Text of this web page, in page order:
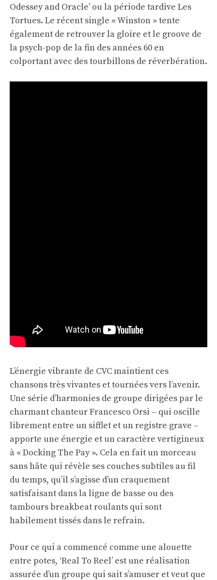
Odessey and Oracle’ ou la période tardive Les
Tortues. Le récent single « Winston » tente
également de retrouver la gloire et le groove de
la psych-pop de la fin des années 60 en
colportant avec des tourbillons de réverbération.
L’énergie vibrante de CVC maintient ces
chansons très vivantes et tournées vers l’avenir.
Une série d’harmonies de groupe dirigées par le
charmant chanteur Francesco Orsi – qui oscille
librement entre un sifflet et un registre grave –
apporte une énergie et un caractère vertigineux
à « Docking The Pay ». Cela en fait un morceau
sans hâte qui révèle ses couches subtiles au fil
du temps, qu’il s’agisse d’un craquement
satisfaisant dans la ligne de basse ou des
tambours breakbeat roulants qui sont
habilement tissés dans le refrain.
Pour ce qui a commencé comme une alouette
entre potes, ‘Real To Reel’ est une réalisation
assurée d’un groupe qui sait s’amuser et veut que